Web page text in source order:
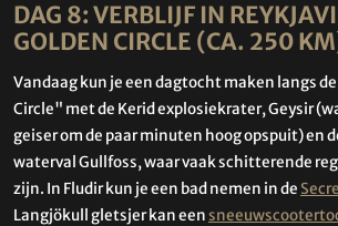
DAG 8: VERBLIJF IN
GOLDEN CIRCLE (CA. 250
Vandaag kun je een dagtocht maken langs
Circle" met de Kerid explosiekrater, Geysir
geiser om de paar minuten hoog opspuit) en
waterval Gullfoss, waar vaak schitterende
zijn. In Fludir kun je een bad nemen in de
Langjökull gletsjer kan een